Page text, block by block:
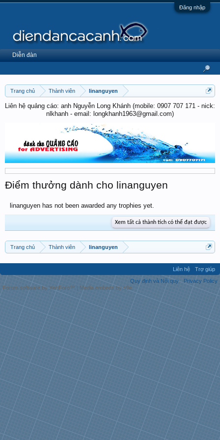
Đăng nhập
Trang chủ Thành viên linanguyen
Liên hệ quảng cáo: anh Nguyễn Long Khánh (mobile: 0907 707 171 - nick:
nlkhanh - email: longkhanh1963@gmail.com)
Điểm thưởng dành cho linanguyen
linanguyen has not been awarded any trophies yet.
Xem tất cả thành tích có thể đạt được
Trang chủ Thành viên linanguyen
Diễn đàn
Liên hệ
Trợ giúp
Quy định và Nội quy
Privacy Policy
Forum software by XenForo™ | Media embeds by s9e